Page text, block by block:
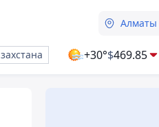
Алматы
+30°$469.85